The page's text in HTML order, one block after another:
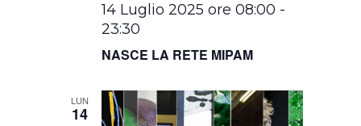
NASCE LA RETE MIPAM
14 Luglio 2025 ore 08:00 -
23:30
LUN
14